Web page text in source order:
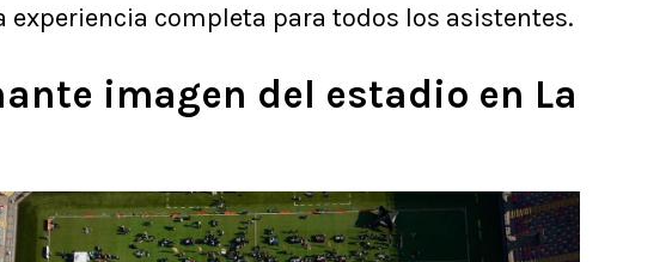
experiencia completa para todos los asistentes.
imagen del estadio en La